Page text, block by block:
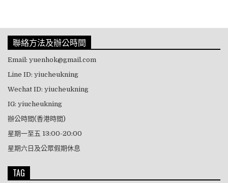
聯絡方法及辦公時間
Email: yuenhok@gmail.com
Line ID: yiucheukning
Wechat ID: yiucheukning
IG: yiucheukning
辦公時間(香港時間)
星期一至五 13:00-20:00
星期六日及公眾假期休息
TAG